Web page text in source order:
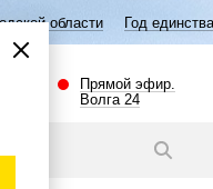
Год единства народов России
Прямой эфир.
Волга 24